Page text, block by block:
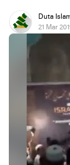
Duta
21 Mar